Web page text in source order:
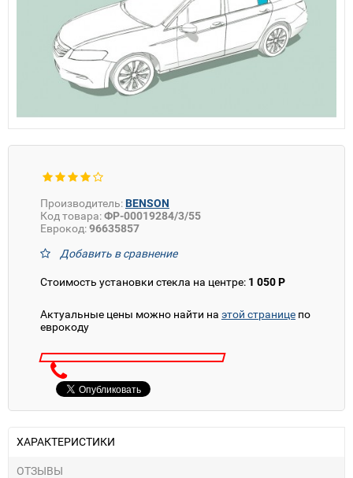
Производитель:BENSON
Код товара:ФР-00019284/3/55
Еврокод:96635857
Добавить в сравнение
Стоимость установки стекла на центре: 1 050 Р
Актуальные цены можно найти на этой странице по
еврокоду
ХАРАКТЕРИСТИКИ
ОТЗЫВЫ